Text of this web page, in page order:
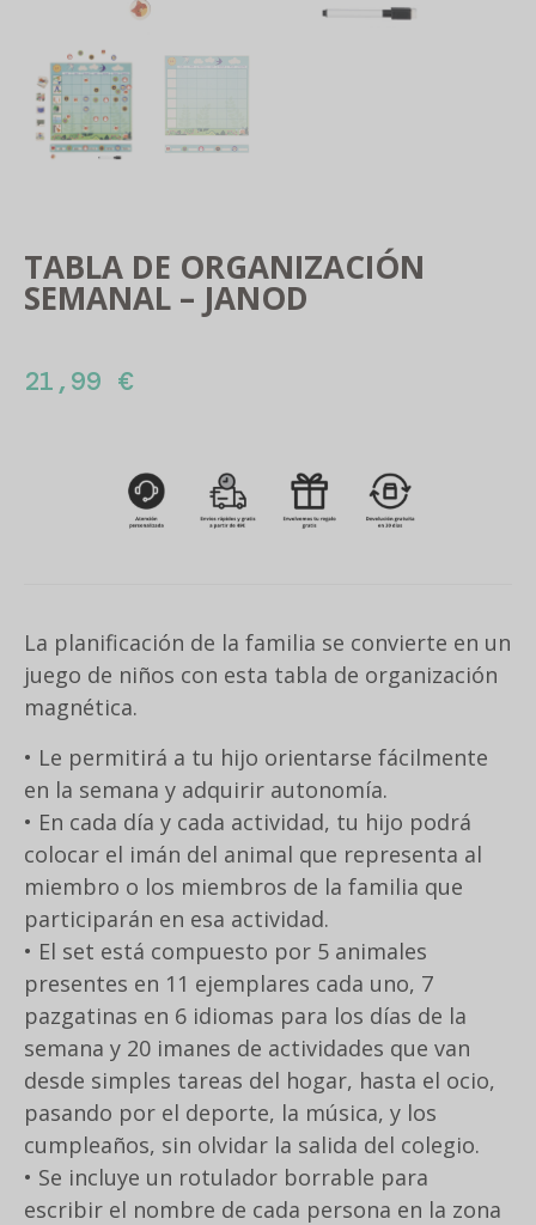
TABLA DE ORGANIZACIÓN
SEMANAL – JANOD
21,99 €
La planificación de la familia se convierte en un
juego de niños con esta tabla de organización
magnética.
• Le permitirá a tu hijo orientarse fácilmente
en la semana y adquirir autonomía.
• En cada día y cada actividad, tu hijo podrá
colocar el imán del animal que representa al
miembro o los miembros de la familia que
participarán en esa actividad.
• El set está compuesto por 5 animales
presentes en 11 ejemplares cada uno, 7
pazgatinas en 6 idiomas para los días de la
semana y 20 imanes de actividades que van
desde simples tareas del hogar, hasta el ocio,
pasando por el deporte, la música, y los
cumpleaños, sin olvidar la salida del colegio.
• Se incluye un rotulador borrable para
escribir el nombre de cada persona en la zona